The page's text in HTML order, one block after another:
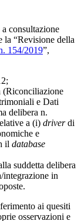
consultazione
la “Revisione della
154/2019”,
(Riconciliazione
e Dati
delibera n.
a (i) driverdi
e
il database
suddetta delibera
integrazione in
ai quesiti
osservazioni e